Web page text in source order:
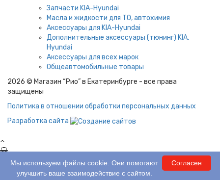
Запчасти KIA-Hyundai
Масла и жидкости для ТО, автохимия
Аксессуары для KIA-Hyundai
Дополнительные аксессуары (тюнинг) KIA,
Hyundai
Аксессуары для всех марок
Общеавтомобильные товары
2026 © Магазин “Рио” в Екатеринбурге - все права
защищены
Политика в отношении обработки персональных данных
Разработка сайта
0 шт.На сумму:0 ₽ Согласен
Мы используем файлы cookie. Они помогают
улучшить ваше взаимодействие с сайтом.